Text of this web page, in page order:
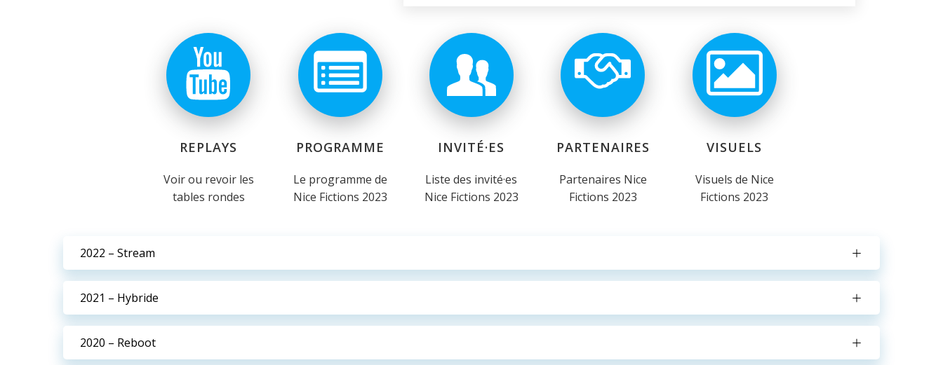
REPLAYS
Voir ou revoir les
tables rondes
PROGRAMME
Le programme de
Nice Fictions 2023
INVITÉ·ES
Liste des invité·es
Nice Fictions 2023
PARTENAIRES
Partenaires Nice
Fictions 2023
VISUELS
Visuels de Nice
Fictions 2023
2022 – Stream
2021 – Hybride
2020 – Reboot